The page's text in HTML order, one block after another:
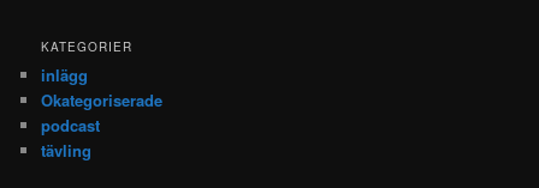
KATEGORIER
inlägg
Okategoriserade
podcast
tävling